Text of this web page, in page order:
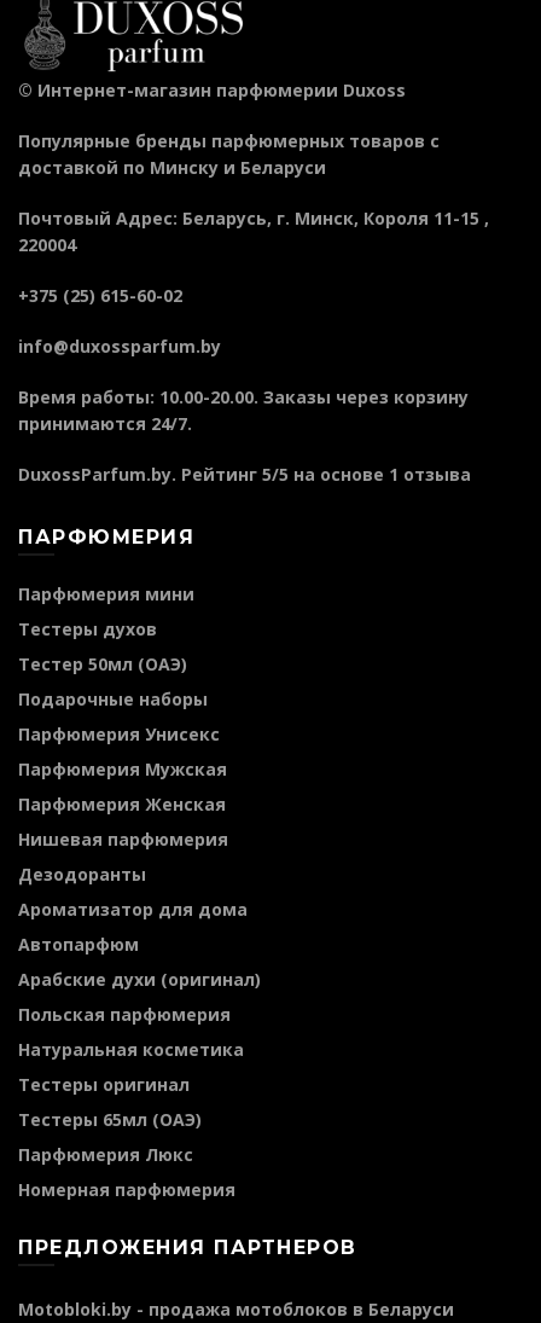
© Интернет-магазин парфюмерии Duxoss
Популярные бренды парфюмерных товаров с
доставкой по Минску и Беларуси
Почтовый Адрес: Беларусь, г. Минск, Короля 11-15 ,
220004
+375 (25) 615-60-02
info@duxossparfum.by
Время работы: 10.00-20.00. Заказы через корзину
принимаются 24/7.
DuxossParfum.by. Рейтинг 5/5 на основе 1 отзыва
ПАРФЮМЕРИЯ
Парфюмерия мини
Тестеры духов
Тестер 50мл (ОАЭ)
Подарочные наборы
Парфюмерия Унисекс
Парфюмерия Мужская
Парфюмерия Женская
Нишевая парфюмерия
Дезодоранты
Ароматизатор для дома
Автопарфюм
Арабские духи (оригинал)
Польская парфюмерия
Натуральная косметика
Тестеры оригинал
Тестеры 65мл (ОАЭ)
Парфюмерия Люкс
Номерная парфюмерия
ПРЕДЛОЖЕНИЯ ПАРТНЕРОВ
Motobloki.by - продажа мотоблоков в Беларуси